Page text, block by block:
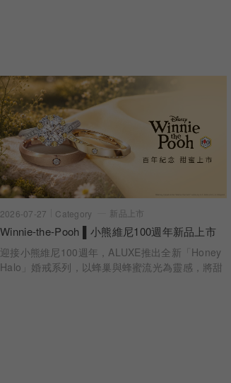
2026-07-27 Category 新品上市
Winnie-the-Pooh ▌小熊維尼100週年新品上市
迎接小熊維尼100週年，ALUXE推出全新「Honey
Halo」婚戒系列，以蜂巢與蜂蜜流光為靈感，將甜